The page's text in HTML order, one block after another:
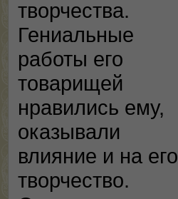
творчества.
Гениальные
работы его
товарищей
нравились ему,
оказывали
влияние и на его
творчество.